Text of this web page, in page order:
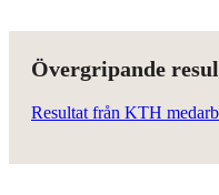
Övergripande
Resultat från KTH